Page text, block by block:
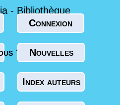
Connexion
? Nouvelles
Index auteurs